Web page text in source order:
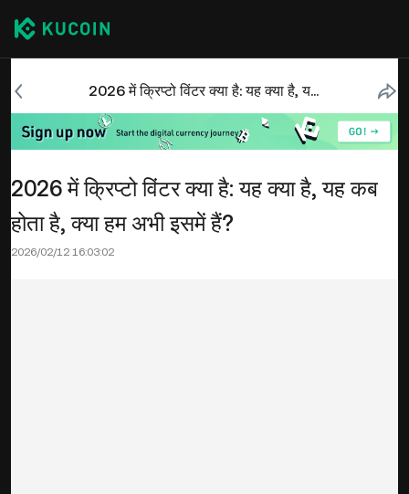
2026 में क्रिप्टो विंटर क्या है: यह क्या है, यह कब होता है, क्या हम अभी इसमें हैं?
2026 में क्रिप्टो विंटर क्या है: यह क्या है, यह कब
होता है, क्या हम अभी इसमें हैं?
2026/02/12 16:03:02